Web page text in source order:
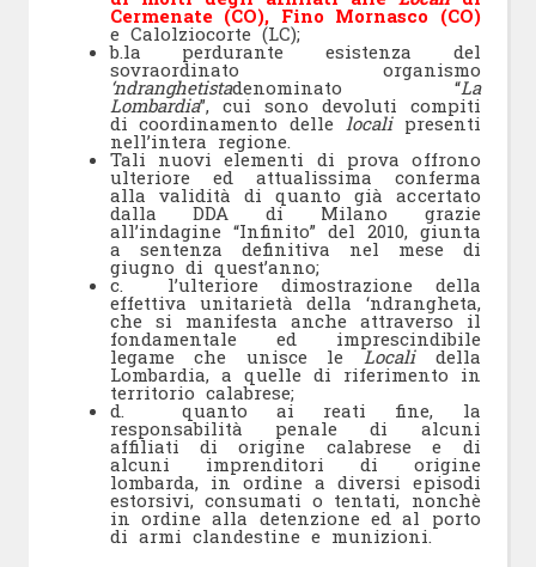
Cermenate (CO), Fino Mornasco (CO)
e Calolziocorte (LC);
b.la perdurante esistenza del
sovraordinato organismo
‘ndranghetistadenominato “La
Lombardia”, cui sono devoluti compiti
di coordinamento delle localipresenti
nell’intera regione.
Tali nuovi elementi di prova offrono
ulteriore ed attualissima conferma
alla validità di quanto già accertato
dalla DDA di Milano grazie
all’indagine “Infinito” del 2010, giunta
a sentenza definitiva nel mese di
giugno di quest’anno;
c. l’ulteriore dimostrazione della
effettiva unitarietà della ‘ndrangheta,
che si manifesta anche attraverso il
fondamentale ed imprescindibile
legame che unisce leLocalidella
Lombardia, a quelle di riferimento in
territorio calabrese;
d. quanto ai reati fine, la
responsabilità penale di alcuni
affiliati di origine calabrese e di
alcuni imprenditori di origine
lombarda, in ordine a diversi episodi
estorsivi, consumati o tentati, nonchè
in ordine alla detenzione ed al porto
di armi clandestine e munizioni.